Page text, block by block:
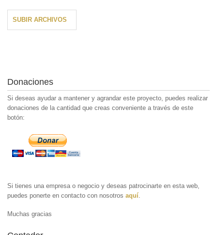
SUBIR ARCHIVOS
Donaciones
Si deseas ayudar a mantener y agrandar este proyecto, puedes realizar
donaciones de la cantidad que creas conveniente a través de este
botón:
Si tienes una empresa o negocio y deseas patrocinarte en esta web,
puedes ponerte en contacto con nosotros aquí
Muchas gracias